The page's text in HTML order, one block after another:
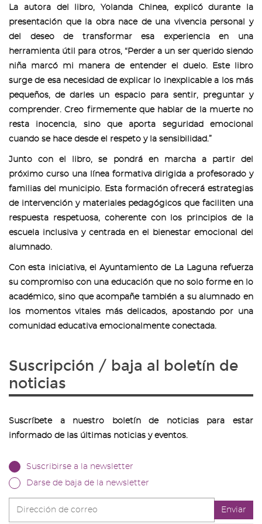
La autora del libro, Yolanda Chinea, explicó durante la
presentación que la obra nace de una vivencia personal y
del deseo de transformar esa experiencia en una
herramienta útil para otros, “Perder a un ser querido siendo
niña marcó mi manera de entender el duelo. Este libro
surge de esa necesidad de explicar lo inexplicable a los más
pequeños, de darles un espacio para sentir, preguntar y
comprender. Creo firmemente que hablar de la muerte no
resta inocencia, sino que aporta seguridad emocional
cuando se hace desde el respeto y la sensibilidad.”
Junto con el libro, se pondrá en marcha a partir del
próximo curso una línea formativa dirigida a profesorado y
familias del municipio. Esta formación ofrecerá estrategias
de intervención y materiales pedagógicos que faciliten una
respuesta respetuosa, coherente con los principios de la
escuela inclusiva y centrada en el bienestar emocional del
alumnado.
Con esta iniciativa, el Ayuntamiento de La Laguna refuerza
su compromiso con una educación que no solo forme en lo
académico, sino que acompañe también a su alumnado en
los momentos vitales más delicados, apostando por una
comunidad educativa emocionalmente conectada.
Suscripción / baja al boletín de
noticias
Suscríbete a nuestro boletín de noticias para estar
informado de las últimas noticias y eventos.
Suscribirse a la newsletter
Darse de baja de la newsletter
de
Enviar